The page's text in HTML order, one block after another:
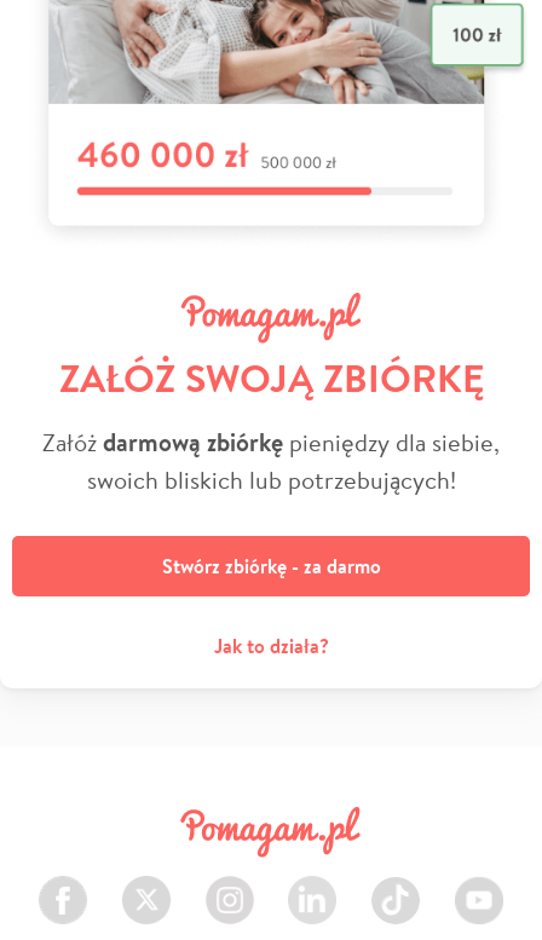
ZAŁÓŻ SWOJĄ ZBIÓRKĘ
Załóżdarmową zbiórkę pieniędzy dla siebie,
swoich bliskich lub potrzebujących!
Stwórz zbiórkę - za darmo
Jak to działa?
Facebook Twitter Instagram LinkedIn TikTok Youtube